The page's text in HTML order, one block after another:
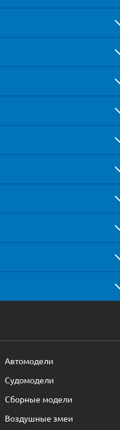
Автомодели
Судомодели
Сборные модели
Воздушные змеи